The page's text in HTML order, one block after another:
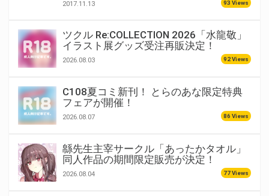
2017.11.13 93 Views
ツクル Re:COLLECTION 2026「水龍敬」
イラスト展グッズ受注再販決定！
2026.08.03 92 Views
C108夏コミ新刊！ とらのあな限定特典
フェアが開催！
2026.08.07 86 Views
緜先生主宰サークル「あったかタオル」
同人作品の期間限定販売が決定！
2026.08.04 77 Views